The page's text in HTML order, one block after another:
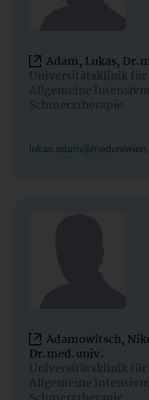
Adam, Lukas,
Universitätsklinik für
Allgemeine
Schmerztherapie
Adamowitsch,
Dr.med.univ.
Universitätsklinik für
Allgemeine